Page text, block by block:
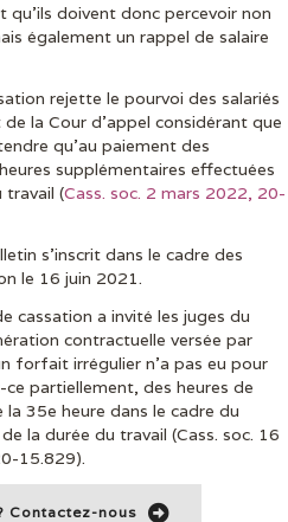
doivent donc percevoir non
également un rappel de salaire
rejette le pourvoi des salariés
la Cour d’appel considérant que
qu’au paiement des
supplémentaires effectuées
travail (Cass. soc. 2 mars 2022, 20-
s’inscrit dans le cadre des
le 16 juin 2021.
cassation a invité les juges du
contractuelle versée par
forfait irrégulier n’a pas eu pour
partiellement, des heures de
35e heure dans le cadre du
la durée du travail (Cass. soc. 16
15.829).
Contactez-nous